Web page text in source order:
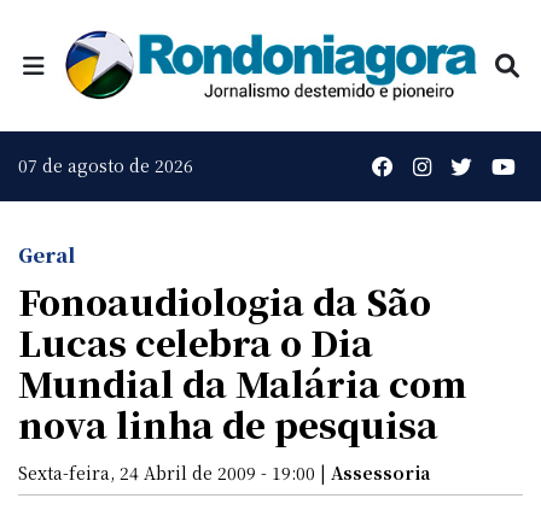
07 de agosto de 2026
Geral
Fonoaudiologia da São
Lucas celebra o Dia
Mundial da Malária com
nova linha de pesquisa
Sexta-feira, 24 Abril de 2009 - 19:00 | Assessoria